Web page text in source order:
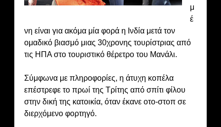
μ
έ
νη είναι για ακόμα μία φορά η Ινδία μετά τον
ομαδικό βιασμό μιας 30χρονης τουρίστριας από
τις ΗΠΑ στο τουριστικό θέρετρο του Μανάλι.
Σύμφωνα με πληροφορίες, η άτυχη κοπέλα
επέστρεφε το πρωί της Τρίτης από σπίτι φίλου
στην δική της κατοικία, όταν έκανε οτο-στοπ σε
διερχόμενο φορτηγό.